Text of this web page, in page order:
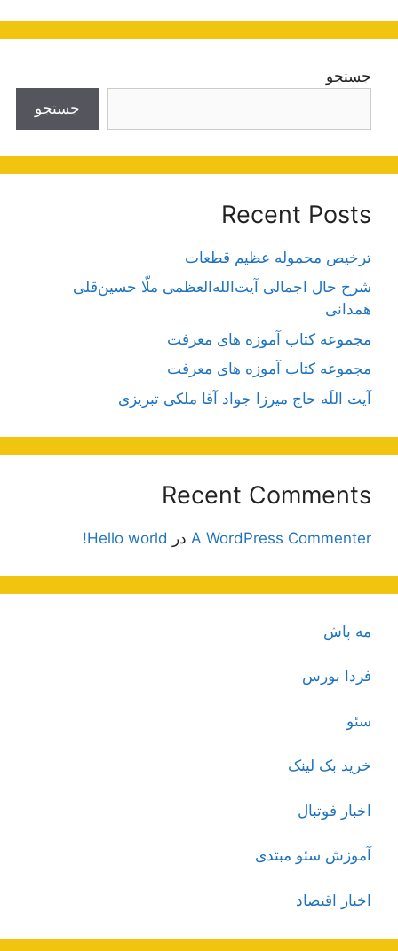
جستجو
جستجو
Recent Posts
ترخیص محموله عظیم قطعات
شرح حال اجمالی آیت‌الله‌العظمی ملّا حسین‌قلی
همدانی
مجموعه کتاب آموزه های معرفت
مجموعه کتاب آموزه های معرفت
آیت اللَه حاج میرزا جواد آقا ملکی تبریزی
Recent Comments
A WordPress Commenter در Hello world!
مه پاش
فردا بورس
سئو
خرید بک لینک
اخبار فوتبال
آموزش سئو مبتدی
اخبار اقتصاد